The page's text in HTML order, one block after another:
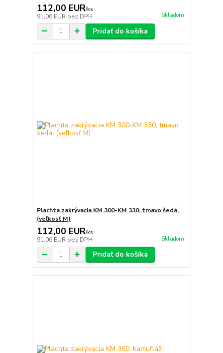
112,00 EUR/ks
91,06 EUR bez DPH Skladom
Pridať do košíka
Plachta zakrývacia KM 300-KM 330, tmavo šedá,
(veľkosť M)
112,00 EUR/ks
91,06 EUR bez DPH Skladom
Pridať do košíka